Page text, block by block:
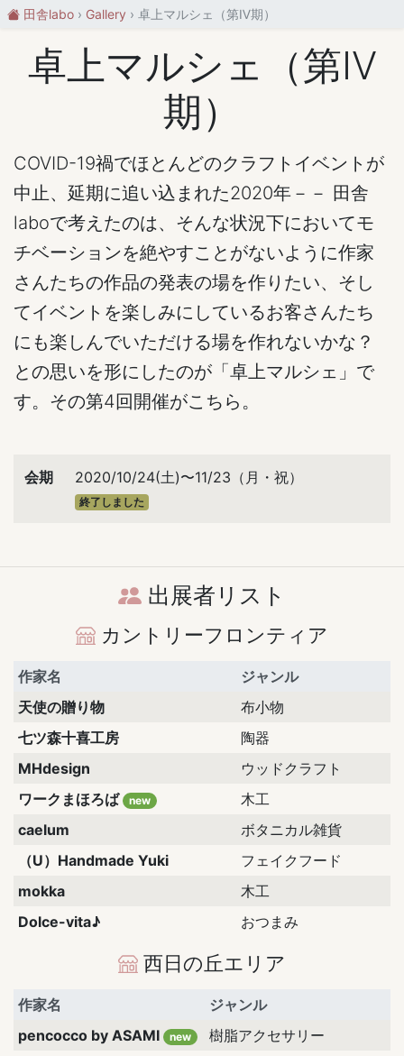
田舎labo Gallery 卓上マルシェ（第Ⅳ期）
卓上マルシェ（第Ⅳ
期）
COVID-19禍でほとんどのクラフトイベントが
中止、延期に追い込まれた2020年－－ 田舎
laboで考えたのは、そんな状況下においてモ
チベーションを絶やすことがないように作家
さんたちの作品の発表の場を作りたい、そし
てイベントを楽しみにしているお客さんたち
にも楽しんでいただける場を作れないかな？
との思いを形にしたのが「卓上マルシェ」で
す。その第4回開催がこちら。
会期 2020/10/24(土)〜11/23（月・祝）
終了しました
出展者リスト
カントリーフロンティア
作家名
ジャンル
天使の贈り物
布小物
七ツ森十喜工房
陶器
MHdesign
ウッドクラフト
ワークまほろば
new
木工
caelum
ボタニカル雑貨
（U）Handmade Yuki
フェイクフード
mokka
木工
Dolce-vita♪
おつまみ
西日の丘エリア
作家名
ジャンル
pencocco by ASAMI
new
樹脂アクセサリー